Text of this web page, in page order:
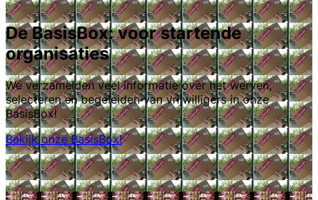
De BasisBox: voor startende
organisaties
We verzamelden veel informatie over het werven,
selecteren en begeleiden van vrijwilligers in onze
BasisBox!
Bekijk onze BasisBox!